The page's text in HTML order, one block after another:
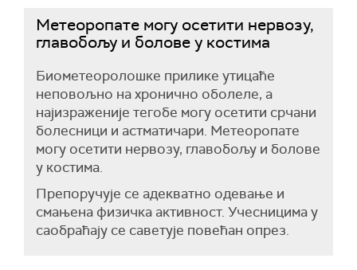
Метеоропате могу осетити нервозу,
главобољу и болове у костима
Биометеоролошке прилике утицаће
неповољно на хронично оболеле, а
најизраженије тегобе могу осетити срчани
болесници и астматичари. Метеоропате
могу осетити нервозу, главобољу и болове
у костима.
Препоручује се адекватно одевање и
смањена физичка активност. Учесницима у
саобраћају се саветује повећан опрез.